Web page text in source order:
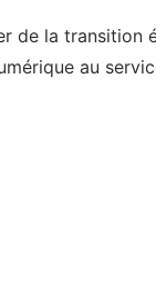
de la transition
au